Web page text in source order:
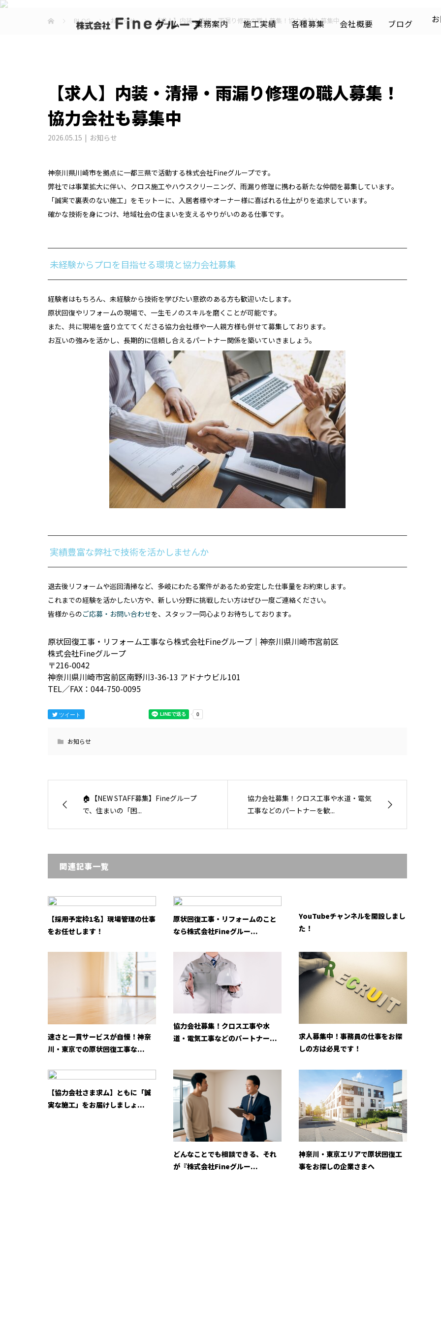
ホーム 業務案内 施工実績 各種募集 会社概要 ブログ
BLOG
BLOG お知らせ 【求人】内装・清掃・雨漏り修理の職人募集！協力会社も募集中
【求人】内装・清掃・雨漏り修理の職人募集！
協力会社も募集中
2026.05.15 お知らせ
神奈川県川崎市を拠点に一都三県で活動する株式会社Fineグループです。
弊社では事業拡大に伴い、クロス施工やハウスクリーニング、雨漏り修理に携わる新たな仲間を募集しています。
「誠実で裏表のない施工」をモットーに、入居者様やオーナー様に喜ばれる仕上がりを追求しています。
確かな技術を身につけ、地域社会の住まいを支えるやりがいのある仕事です。
未経験からプロを目指せる環境と協力会社募集
経験者はもちろん、未経験から技術を学びたい意欲のある方も歓迎いたします。
原状回復やリフォームの現場で、一生モノのスキルを磨くことが可能です。
また、共に現場を盛り立ててくださる協力会社様や一人親方様も併せて募集しております。
お互いの強みを活かし、長期的に信頼し合えるパートナー関係を築いていきましょう。
実績豊富な弊社で技術を活かしませんか
退去後リフォームや巡回清掃など、多岐にわたる案件があるため安定した仕事量をお約束します。
これまでの経験を活かしたい方や、新しい分野に挑戦したい方はぜひ一度ご連絡ください。
皆様からのご応募・お問い合わせを、スタッフ一同心よりお待ちしております。
原状回復工事・リフォーム工事なら株式会社Fineグループ｜神奈川県川崎市宮前区
株式会社Fineグループ
〒216-0042
神奈川県川崎市宮前区南野川3-36-13 アドナウビル101
TEL／FAX：044-750-0095
ツイート
お知らせ
🏠【NEW STAFF募集】Fineグループ
で、住まいの「困...
協力会社募集！クロス工事や水道・電気
工事などのパートナーを歓...
関連記事一覧
【採用予定枠1名】現場管理の仕事
をお任せします！
原状回復工事・リフォームのこと
なら株式会社Fineグルー...
YouTubeチャンネルを開設しまし
た！
速さと一貫サービスが自慢！神奈
川・東京での原状回復工事な...
協力会社募集！クロス工事や水
道・電気工事などのパートナー...
求人募集中！事務員の仕事をお探
しの方は必見です！
【協力会社さま求ム】ともに「誠
実な施工」をお届けしましょ...
どんなことでも相談できる、それ
が『株式会社Fineグルー...
神奈川・東京エリアで原状回復工
事をお探しの企業さまへ